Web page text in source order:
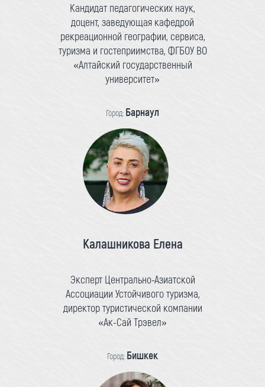
Кандидат педагогических наук,
доцент, заведующая кафедрой
рекреационной географии, сервиса,
туризма и гостеприимства, ФГБОУ ВО
«Алтайский государственный
университет»
Город: Барнаул
Калашникова Елена
Эксперт Центрально-Азиатской
Ассоциации Устойчивого туризма,
директор туристической компании
«Ак-Сай Трэвел»
Город: Бишкек